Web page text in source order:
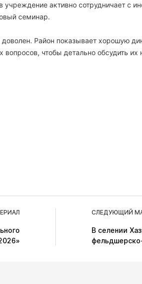
учреждение активно сотрудничает с
семинар.
Район показывает хорошую
чтобы детально обсудить
СЛЕДУЮЩИЙ
В селении